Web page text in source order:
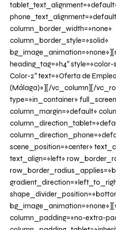
column_border_width=»none»
column_border_style=»solid»
heading_tag=»h4″
Color-2″ text=»Oferta de
(Málaga)»][/vc_column][/
type=»in_container»
column_margin=»default»
scene_position=»center»
text_align=»left»
column_padding=»no-extra-